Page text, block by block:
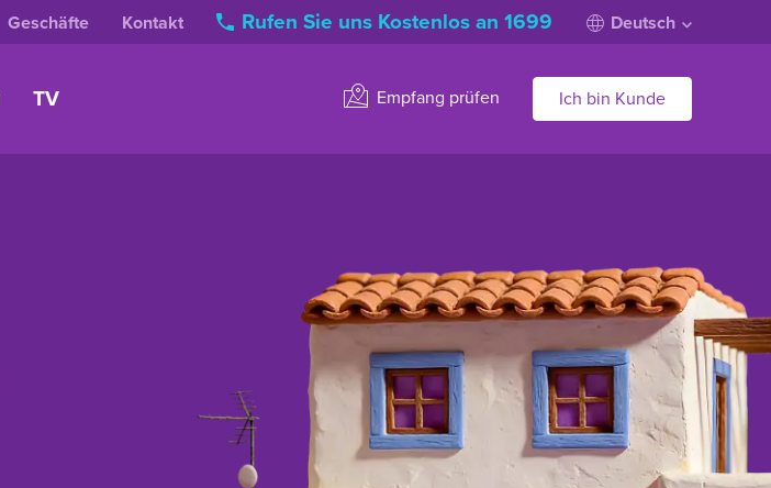
Geschäfte Kontakt Rufen Sie uns Kostenlos an 1699 Deutsch
TV Empfang prüfen Ich bin Kunde